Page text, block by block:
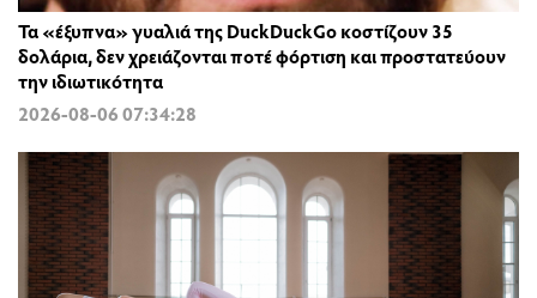
Τα «έξυπνα» γυαλιά της DuckDuckGo κοστίζουν 35
δολάρια, δεν χρειάζονται ποτέ φόρτιση και προστατεύουν
την ιδιωτικότητα
2026-08-06 07:34:28